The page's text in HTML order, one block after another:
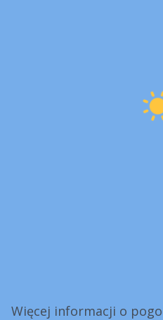
Więcej informacji o